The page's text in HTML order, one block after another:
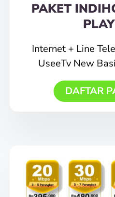
PAKET
Internet + Line
UseeTv New
DAFTAR